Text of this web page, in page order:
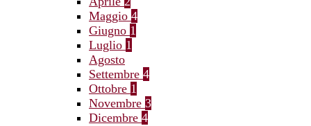
Maggio 4
Giugno 1
Luglio 1
Agosto
Settembre 4
Ottobre 1
Novembre 3
Dicembre 4